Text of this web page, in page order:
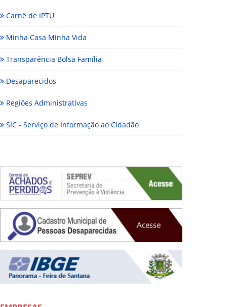
Carnê de IPTU
Minha Casa Minha Vida
Transparência Bolsa Família
Desaparecidos
Regiões Administrativas
SIC - Serviço de Informação ao Cidadão